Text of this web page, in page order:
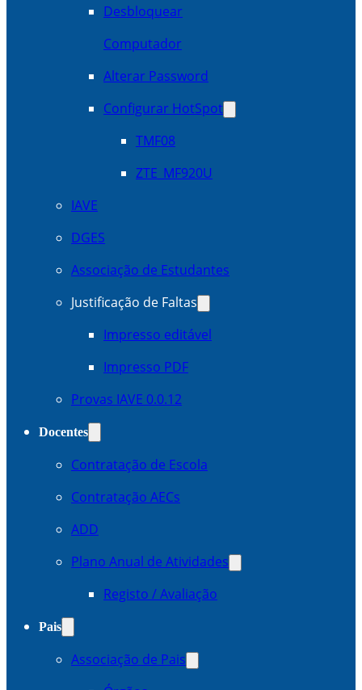
Desbloquear
Computador
Alterar Password
Configurar HotSpot
TMF08
ZTE_MF920U
IAVE
DGES
Associação de Estudantes
Justificação de Faltas
Impresso editável
Impresso PDF
Provas IAVE 0.0.12
Docentes
Contratação de Escola
Contratação AECs
ADD
Plano Anual de Atividades
Registo / Avaliação
Pais
Associação de Pais